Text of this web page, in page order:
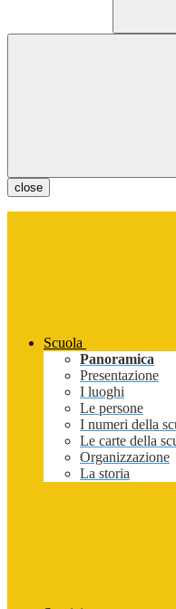
close
Scuola
Panoramica
Presentazione
I luoghi
Le persone
I numeri della
Le carte della
Organizzazione
La storia